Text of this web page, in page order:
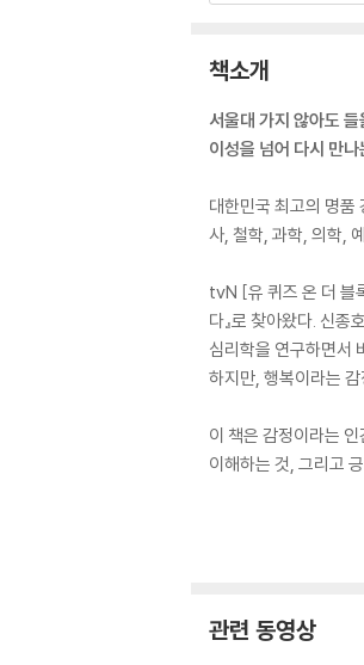
책소개
서울대 가지 않아도 들
이성을 넘어 다시 만
대한민국 최고의 명품
사, 철학, 과학, 의학,
tvN [유 퀴즈 온 더 블
다』로 찾아왔다. 신
심리학을 연구하면서
하지만, 행복이라는
이 책은 감정이라는
이해하는 것, 그리고
관련 동영상